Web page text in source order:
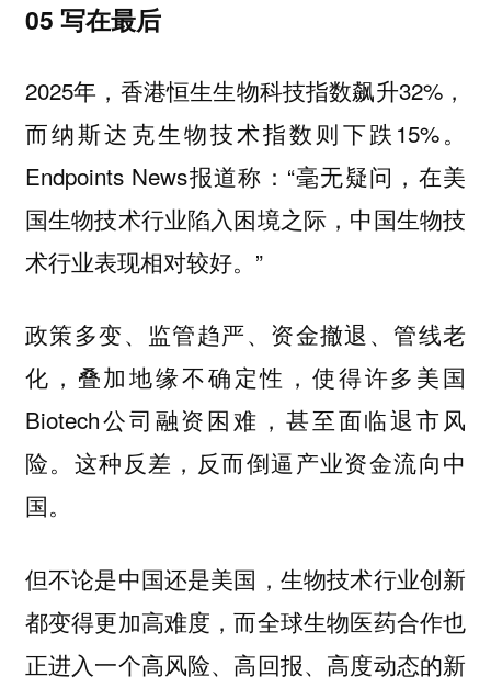
05 写在最后
2025年，香港恒生生物科技指数飙升32%，
而纳斯达克生物技术指数则下跌15%。
Endpoints News报道称：“毫无疑问，在美
国生物技术行业陷入困境之际，中国生物技
术行业表现相对较好。”
政策多变、监管趋严、资金撤退、管线老
化，叠加地缘不确定性，使得许多美国
Biotech公司融资困难，甚至面临退市风
险。这种反差，反而倒逼产业资金流向中
国。
但不论是中国还是美国，生物技术行业创新
都变得更加高难度，而全球生物医药合作也
正进入一个高风险、高回报、高度动态的新